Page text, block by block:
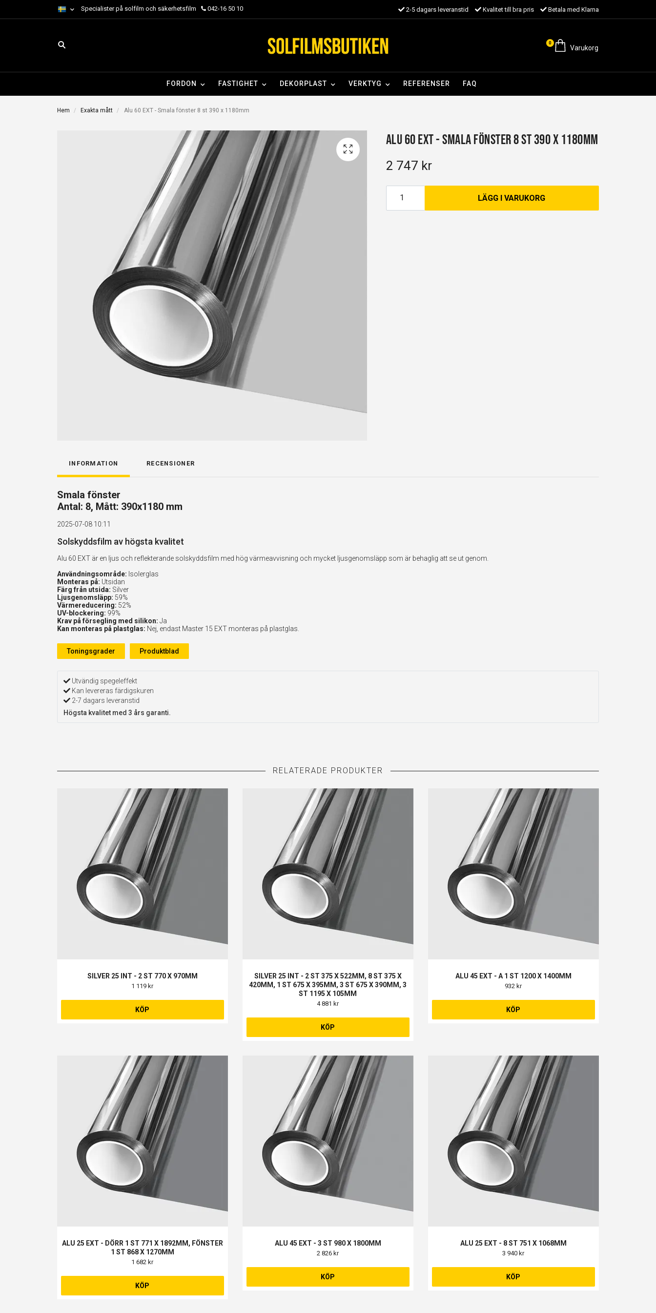
Specialister på solfilm och säkerhetsfilm 042-16 50 10 2-5 dagars leveranstid Kvalitet till bra pris Betala med Klarna
0
Varukorg
FORDON FASTIGHET DEKORPLAST VERKTYG REFERENSER FAQ
Hem Exakta mått Alu 60 EXT - Smala fönster 8 st 390 x 1180mm
Alu 60 EXT - Smala fönster 8 st 390 x 1180mm
2 747 kr
LÄGG I VARUKORG
INFORMATION RECENSIONER
Smala fönster
Antal: 8, Mått: 390x1180 mm
2025-07-08 10:11
Solskyddsfilm av högsta kvalitet
Alu 60 EXT är en ljus och reflekterande solskyddsfilm med hög värmeavvisning och mycket ljusgenomsläpp som är behaglig att se ut genom.
Användningsområde: Isolerglas
Monteras på: Utsidan
Färg från utsida: Silver
Ljusgenomsläpp: 59%
Värmereducering: 52%
UV-blockering: 99%
Krav på försegling med silikon: Ja
Kan monteras på plastglas: Nej, endast Master 15 EXT monteras på plastglas.
Toningsgrader Produktblad
Utvändig spegeleffekt
Kan levereras färdigskuren
2-7 dagars leveranstid
Högsta kvalitet med 3 års garanti.
SILVER 25 INT - 2 ST 770 X 970MM
1 119 kr
KÖP
SILVER 25 INT - 2 ST 375 X 522MM, 8 ST 375 X
420MM, 1 ST 675 X 395MM, 3 ST 675 X 390MM, 3
ST 1195 X 105MM
4 881 kr
KÖP
ALU 45 EXT - A 1 ST 1200 X 1400MM
932 kr
KÖP
ALU 25 EXT - DÖRR 1 ST 771 X 1892MM, FÖNSTER
1 ST 868 X 1270MM
1 682 kr
KÖP
ALU 45 EXT - 3 ST 980 X 1800MM
2 826 kr
KÖP
ALU 25 EXT - 8 ST 751 X 1068MM
3 940 kr
KÖP